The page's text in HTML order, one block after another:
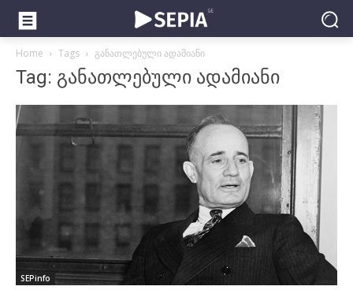
Home Tags განათლებული ადამიანი
Tag: განათლებული ადამიანი
SEPinfo